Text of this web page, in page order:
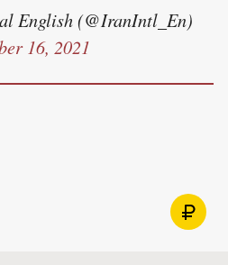
English (@IranIntl_En)
16, 2021